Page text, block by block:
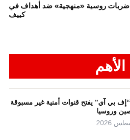
ضربات روسية «منهجية» ضد أهداف في
كييف
الأهم
بي آي” يفتح قنوات أمنية غير مسبوقة
وروسيا